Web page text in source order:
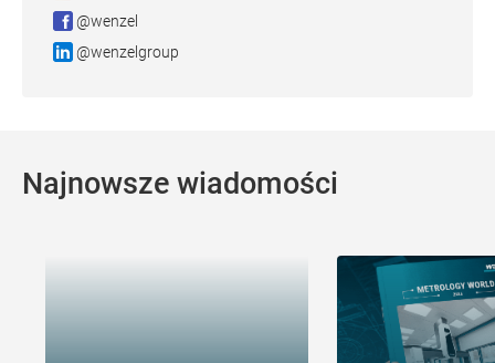
@wenzel
@wenzelgroup
Najnowsze wiadomości